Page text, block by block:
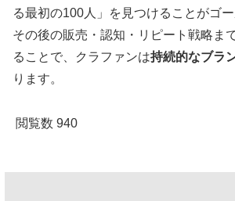
る最初の100人」を見つけることがゴー
その後の販売・認知・リピート戦略ま
ることで、クラファンは持続的なブラ
ります。
閲覧数 940